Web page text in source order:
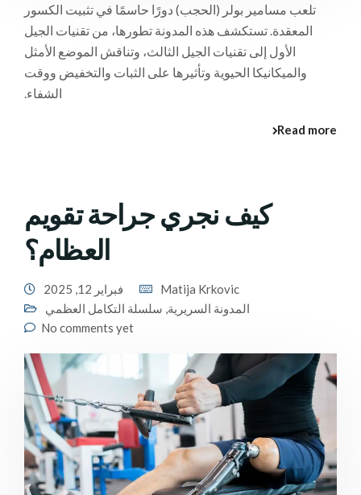
تلعب مسامير بولر (الحجب) دورًا حاسمًا في تثبيت الكسور
المعقدة. تستكشف هذه المدونة تطورها، من تقنيات الجيل
الأول إلى تقنيات الجيل الثالث، وتناقش الموضع الأمثل
والميكانيكا الحيوية وتأثيرها على الثبات والتخفيض ووقت
الشفاء.
Read more
كيف نجري جراحة تقويم
العظام؟
فبراير 12, 2025
Matija Krkovic
المدونة السريرية, سلسلة التكامل العظمي
No comments yet